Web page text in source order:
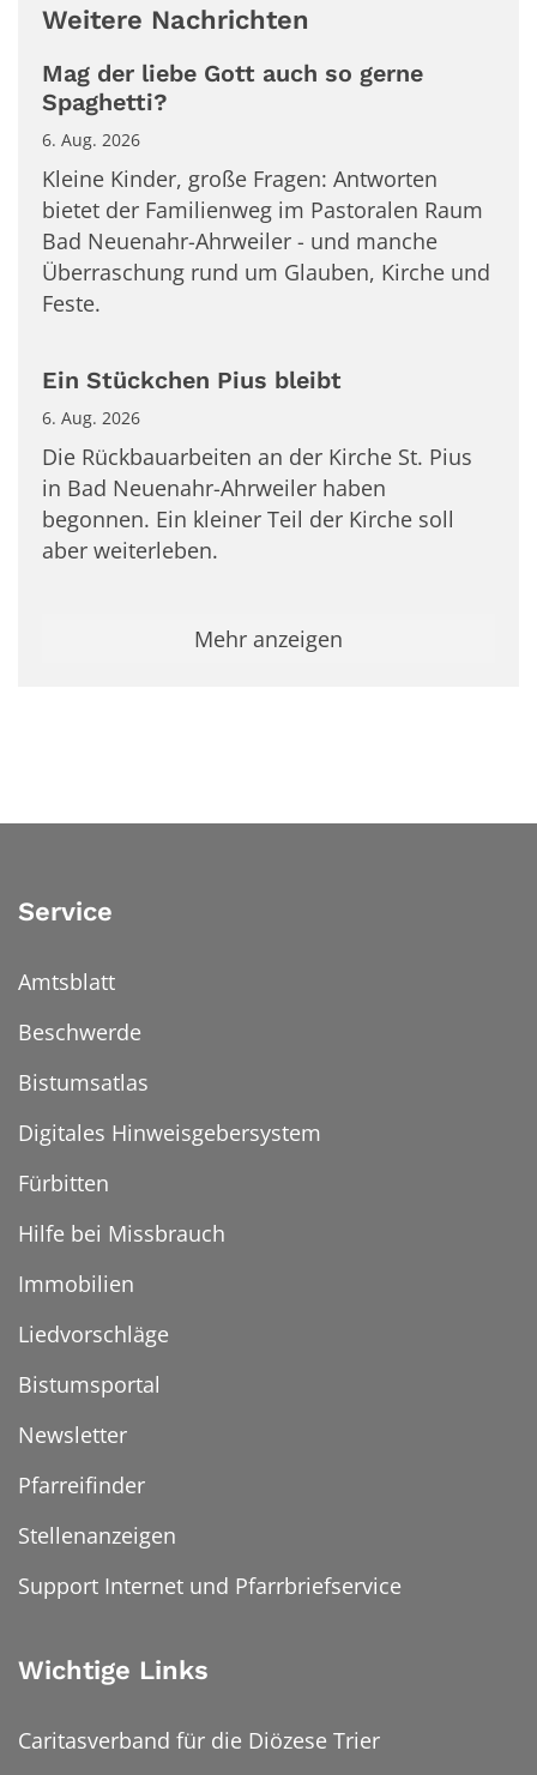
Weitere Nachrichten
Mag der liebe Gott auch so gerne
Spaghetti?
6. Aug. 2026
Kleine Kinder, große Fragen: Antworten
bietet der Familienweg im Pastoralen Raum
Bad Neuenahr-Ahrweiler - und manche
Überraschung rund um Glauben, Kirche und
Feste.
Ein Stückchen Pius bleibt
6. Aug. 2026
Die Rückbauarbeiten an der Kirche St. Pius
in Bad Neuenahr-Ahrweiler haben
begonnen. Ein kleiner Teil der Kirche soll
aber weiterleben.
Mehr anzeigen
Service
Amtsblatt
Beschwerde
Bistumsatlas
Digitales Hinweisgebersystem
Fürbitten
Hilfe bei Missbrauch
Immobilien
Liedvorschläge
Bistumsportal
Newsletter
Pfarreifinder
Stellenanzeigen
Support Internet und Pfarrbriefservice
Wichtige Links
Caritasverband für die Diözese Trier